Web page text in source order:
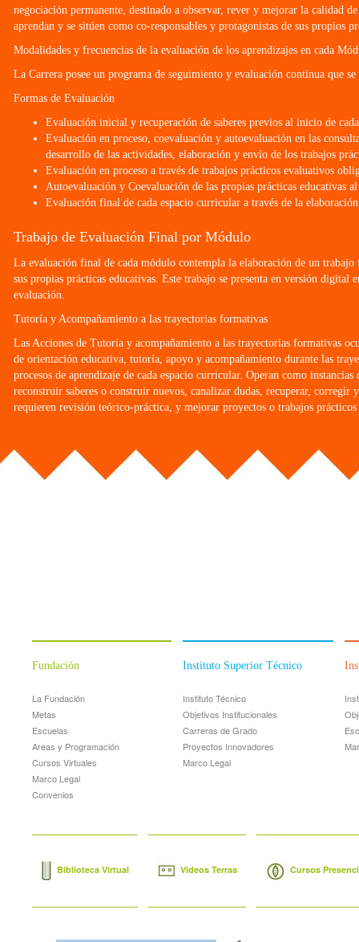
negociación permanente, destinado a observar, rever y mejorar la calidad
aprendan y se sitúen como co-responsables y protagonistas de sus propios
Modalidades y frecuencias de la evaluación de los aprendizajes en cada
La Carrera posee un programa de seguimiento y evaluación continua que
Formas de Evaluación
Evaluación inicial y recuperación de saberes previos al inicio de
Evaluación en proceso, coevaluación y autoevaluación en las
desarrollo de las actividades, elaboración y envío de los trabajos
Evaluación en proceso a través de trabajos prácticos evaluativos
Autoevaluación y Coevaluación de las propias prácticas educativas
Evaluación final de cada espacio curricular a través de la
Trabajo de Evaluación Final por Módulo
La evaluación final de cada módulo contempla la elaboración de un
sus propias prácticas educativas. Este trabajo se presenta en versión
evaluación.
Tutoría y Acompañamiento a las trayectorias formativas
Las Acciones de Tutoría y acompañamiento a las trayectorias formativas
de orientación educativa, tutoría, apoyo y acompañamiento durante las
procesos de aprendizaje de cada espacio curricular. Operan como
reconstruir saberes o construir nuevos, canalizar dudas, recuperar,
requieren revisión teórico-práctica, y mejorar proyectos o trabajos
Fundación
La Fundación
Metas
Escuelas
Areas y Programación
Cursos Virtuales
Marco Legal
Convenios
Instituto Superior Técnico
Instituto Técnico
Objetivos Institucionales
Carreras de Grado
Proyectos Innovadores
Marco Legal
Biblioteca Virtual Videos Terras Cursos